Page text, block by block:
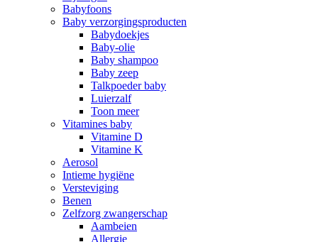
Babyfoons
Baby verzorgingsproducten
Babydoekjes
Baby-olie
Baby shampoo
Baby zeep
Talkpoeder baby
Luierzalf
Toon meer
Vitamines baby
Vitamine D
Vitamine K
Aerosol
Intieme hygiëne
Versteviging
Benen
Zelfzorg zwangerschap
Aambeien
Allergie